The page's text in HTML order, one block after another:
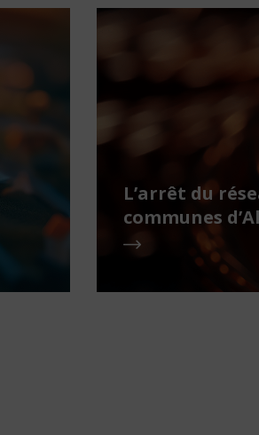
L’arrêt du
communes